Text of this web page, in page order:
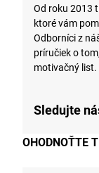
Od roku 2013
ktoré vám
Odborníci z
príručiek o
motivačný list.
Sledujte
OHODNOŤTE